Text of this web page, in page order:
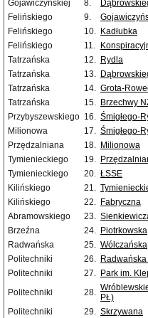
Gojawiczyńskiej
8.
Felińskiego
9.
Felińskiego
10. Kadłubka
Felińskiego
11.
Tatrzańska
12. Rydla
Tatrzańska
13.
Tatrzańska
14. Grota-
Tatrzańska
15. Brzechwy
Przybyszewskiego 16. Śmigłego-
Milionowa
17. Śmigłego-
Przędzalniana
18. Milionowa
Tymienieckiego
19.
Tymienieckiego
20. ŁSSE
Kilińskiego
21.
Kilińskiego
22. Fabryczna
Abramowskiego
23.
Brzeźna
24. Piotrkowska
Radwańska
25. Wólczańska
Politechniki
26.
Politechniki
27. Park im.
Politechniki
28. PŁ)
Politechniki 29. Skrzywana